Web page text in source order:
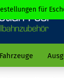
für